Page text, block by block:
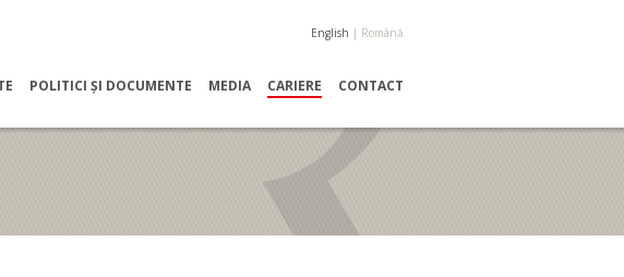
English | Română
POLITICI ȘI DOCUMENTE MEDIA CARIERE CONTACT